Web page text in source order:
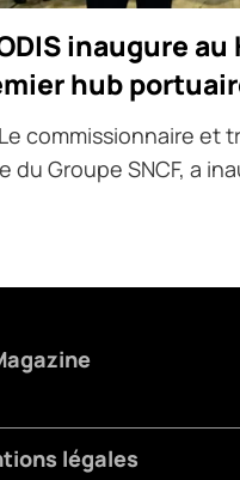
inaugure au
hub
Le commissionnaire et
du Groupe SNCF, a
légales